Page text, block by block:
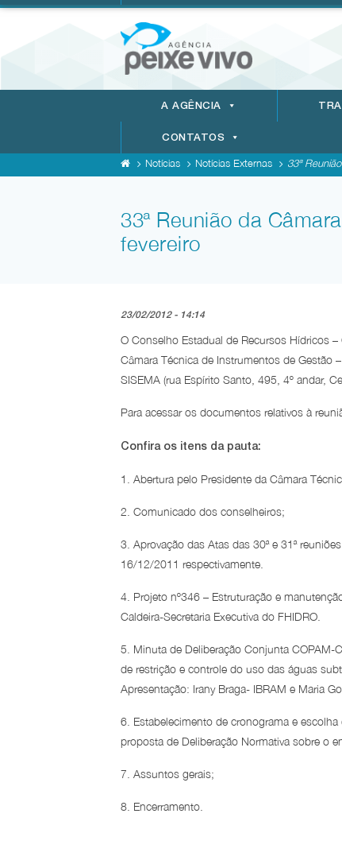
A AGÊNCIA
CONTATOS
Notícias Notícias Externas 33ª
33ª Reunião da
fevereiro
23/02/2012 - 14:14
O Conselho Estadual de Recursos Hídricos
Câmara Técnica de Instrumentos de Gestão
SISEMA (rua Espírito Santo, 495, 4º andar,
Para acessar os documentos relativos à
Confira os itens da pauta:
1. Abertura pelo Presidente da Câmara
2. Comunicado dos conselheiros;
3. Aprovação das Atas das 30ª e 31ª
16/12/2011 respectivamente.
4. Projeto nº346 – Estruturação e
Caldeira-Secretaria Executiva do FHIDRO.
5. Minuta de Deliberação Conjunta COPAM-
de restrição e controle do uso das águas
Apresentação: Irany Braga- IBRAM e Maria
6. Estabelecimento de cronograma e
proposta de Deliberação Normativa sobre o
7. Assuntos gerais;
8. Encerramento.